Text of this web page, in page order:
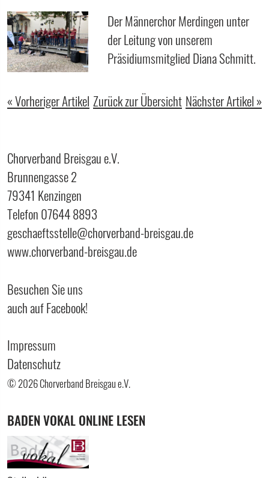
Der Männerchor Merdingen unter
der Leitung von unserem
Präsidiumsmitglied Diana Schmitt.
« Vorheriger Artikel Zurück zur Übersicht Nächster Artikel »
Chorverband Breisgau e.V.
Brunnengasse 2
79341 Kenzingen
Telefon 07644 8893
geschaeftsstelle@chorverband-breisgau.de
www.chorverband-breisgau.de
Besuchen Sie uns
auch auf Facebook!
Impressum
Datenschutz
© 2026 Chorverband Breisgau e.V.
BADEN VOKAL ONLINE LESEN